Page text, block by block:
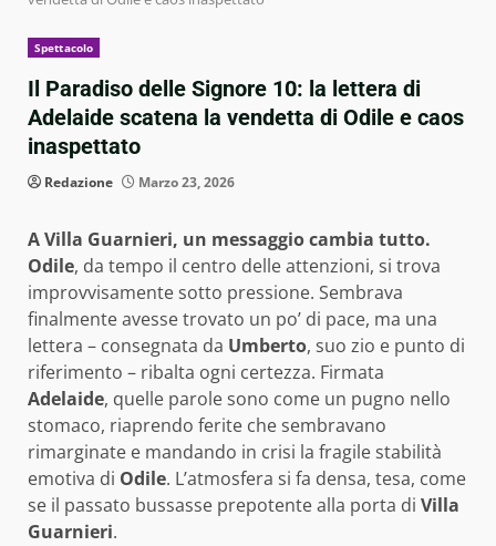
Spettacolo
Il Paradiso delle Signore 10: la lettera di
Adelaide scatena la vendetta di Odile e caos
inaspettato
Redazione Marzo 23, 2026
A Villa Guarnieri, un messaggio cambia tutto.
Odile, da tempo il centro delle attenzioni, si trova
improvvisamente sotto pressione. Sembrava
finalmente avesse trovato un po’ di pace, ma una
lettera – consegnata da Umberto, suo zio e punto di
riferimento – ribalta ogni certezza. Firmata
Adelaide, quelle parole sono come un pugno nello
stomaco, riaprendo ferite che sembravano
rimarginate e mandando in crisi la fragile stabilità
emotiva di Odile. L’atmosfera si fa densa, tesa, come
se il passato bussasse prepotente alla porta di Villa
Guarnieri.